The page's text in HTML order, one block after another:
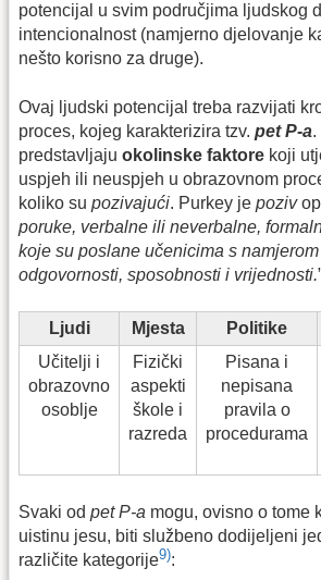
potencijal u svim područjima ljudskog
intencionalnost (namjerno djelovanje
nešto korisno za druge).
Ovaj ljudski potencijal treba razvijati
proces, kojeg karakterizira tzv. pet P-a.
predstavljaju okolinske faktore koji
uspjeh ili neuspjeh u obrazovnom
koliko su pozivajući. Purkey je poziv
poruke, verbalne ili neverbalne,
koje su poslane učenicima s
odgovornosti, sposobnosti i vrijednosti.
Ljudi Mjesta Politike
Učitelji i
obrazovno
osoblje
Fizički
aspekti
škole i
razreda
Pisana i
nepisana
pravila o
procedurama
Svaki od pet P-a mogu, ovisno o tome
uistinu jesu, biti službeno dodijeljeni
različite kategorije9):